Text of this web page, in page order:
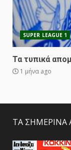
SUPER LEAGUE 1
Τα τυπικά
1 μήνα ago
ΤΑ ΣΗΜΕΡΙΝΑ